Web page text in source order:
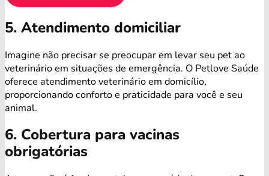
5. Atendimento domiciliar
Imagine não precisar se preocupar em levar seu pet ao
veterinário em situações de emergência. O Petlove Saúde
oferece atendimento veterinário em domicílio,
proporcionando conforto e praticidade para você e seu
animal.
6. Cobertura para vacinas
obrigatórias